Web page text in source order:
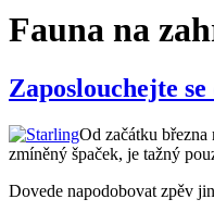
Fauna na
Zaposlouchejte
Od začátku
zmíněný špaček, je tažný
Dovede napodobovat zpěv